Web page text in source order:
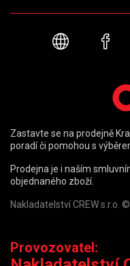
Webové
Zastavte se na prodejně
poradí či pomohou s
Prodejna je i naším
objednaného zboží.
Nakladatelství CREW s.r.o.
Provozovatel: